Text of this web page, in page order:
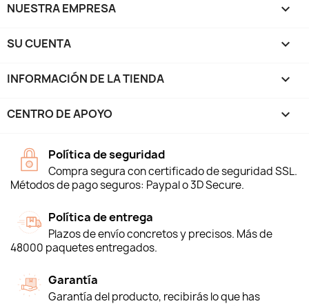
NUESTRA EMPRESA 
SU CUENTA 
INFORMACIÓN DE LA TIENDA keyboard_arrow_down
CENTRO DE APOYO 
Política de seguridad
Compra segura con certificado de seguridad SSL.
Métodos de pago seguros: Paypal o 3D Secure.
Política de entrega
Plazos de envío concretos y precisos. Más de
48000 paquetes entregados.
Garantía
Garantía del producto, recibirás lo que has